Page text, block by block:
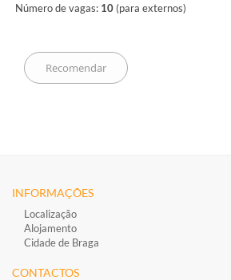
Número de vagas: 10 (para externos)
INFORMAÇÕES
Localização
Alojamento
Cidade de Braga
CONTACTOS